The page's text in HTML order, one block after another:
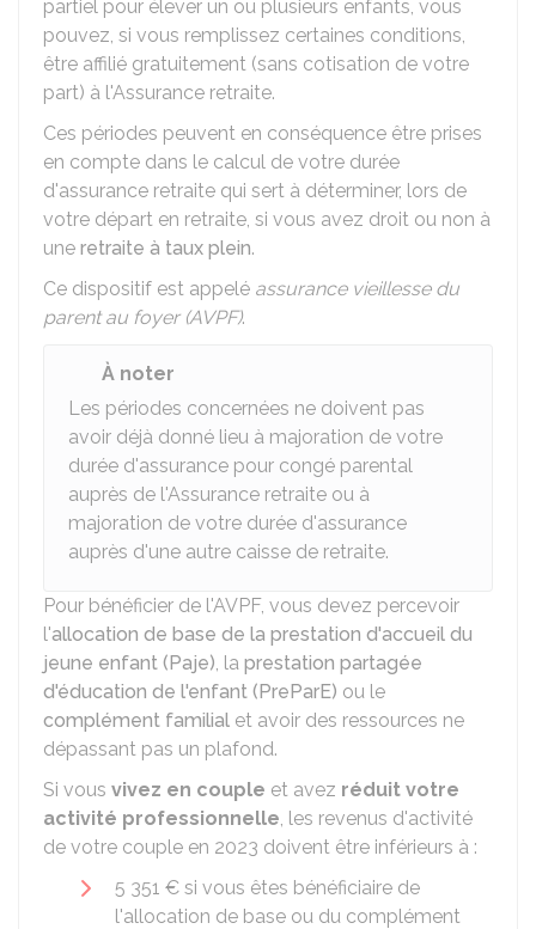
partiel pour élever un ou plusieurs enfants, vous
pouvez, si vous remplissez certaines conditions,
être affilié gratuitement (sans cotisation de votre
part) à l'Assurance retraite.
Ces périodes peuvent en conséquence être prises
en compte dans le calcul de votre durée
d'assurance retraite qui sert à déterminer, lors de
votre départ en retraite, si vous avez droit ou non à
une retraite à taux plein.
Ce dispositif est appelé assurance vieillesse du
parent au foyer (AVPF).
À noter
Les périodes concernées ne doivent pas
avoir déjà donné lieu à majoration de votre
durée d'assurance pour congé parental
auprès de l'Assurance retraite ou à
majoration de votre durée d'assurance
auprès d'une autre caisse de retraite.
Pour bénéficier de l'AVPF, vous devez percevoir
l'allocation de base de la prestation d'accueil du
jeune enfant (Paje), la prestation partagée
d'éducation de l'enfant (PreParE) ou le
complément familial et avoir des ressources ne
dépassant pas un plafond.
Si vous vivez en couple et avez réduit votre
activité professionnelle, les revenus d'activité
de votre couple en 2023 doivent être inférieurs à :
5 351 € si vous êtes bénéficiaire de
l'allocation de base ou du complément